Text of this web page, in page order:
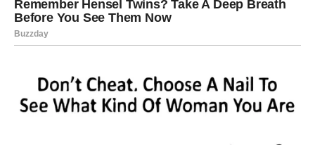
Pred vama su lijepi trenuci.
Jedan iskren razgovor mogao bi riješiti mnoge dileme.